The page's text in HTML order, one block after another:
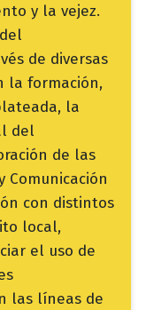
y la vejez.
de diversas
la formación,
la
del
de las
Comunicación
con distintos
local,
el uso de
las líneas de